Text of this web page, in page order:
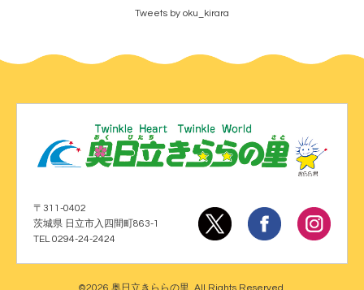
Tweets by oku_kirara
〒311-0402
茨城県 日立市入四間町863-1
TEL 0294-24-2424